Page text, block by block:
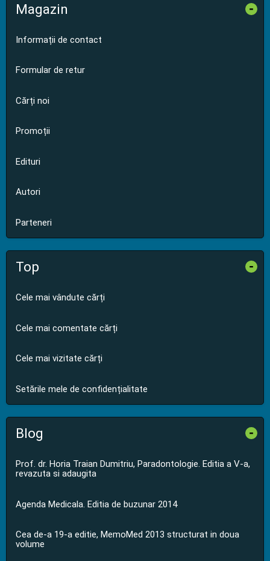
Magazin -
Informații de contact
Formular de retur
Cărți noi
Promoții
Edituri
Autori
Parteneri
Top -
Cele mai vândute cărți
Cele mai comentate cărți
Cele mai vizitate cărți
Setările mele de confidențialitate
Blog -
Prof. dr. Horia Traian Dumitriu, Paradontologie. Editia a V-a,
revazuta si adaugita
Agenda Medicala. Editia de buzunar 2014
Cea de-a 19-a editie, MemoMed 2013 structurat in doua
volume